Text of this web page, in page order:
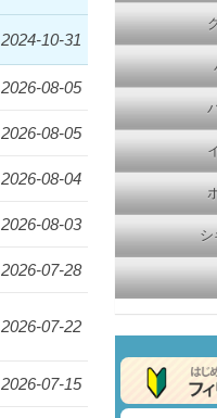
2024-10-31
2026-08-05
2026-08-05
2026-08-04
2026-08-03
2026-07-28
2026-07-22
2026-07-15
シ